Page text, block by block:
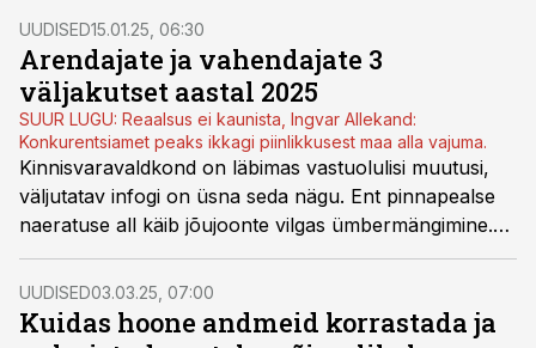
Kinnisvarauudistele, mis on saabumas.
UUDISED15.01.25, 06:30
Arendajate ja vahendajate 3
väljakutset aastal 2025
SUUR LUGU: Reaalsus ei kaunista, Ingvar Allekand:
Konkurentsiamet peaks ikkagi piinlikkusest maa alla vajuma.
Kinnisvaravaldkond on läbimas vastuolulisi muutusi,
väljutatav infogi on üsna seda nägu. Ent pinnapealse
naeratuse all käib jõujoonte vilgas ümbermängimine.
Jätkuvalt ja aina enam hinda minev kinnisvara on seda
väärt ja vahel võib juhatuses istumine olla
ajaraiskamine, kui Sinu praktikat vajatakse hädasti
mujal.
UUDISED03.03.25, 07:00
Kuidas hoone andmeid korrastada ja